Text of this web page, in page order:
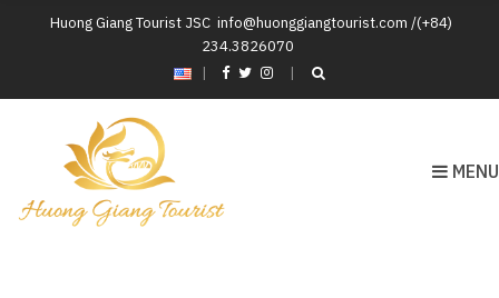
Huong Giang Tourist JSC info@huonggiangtourist.com /(+84)
234.3826070
|
MENU